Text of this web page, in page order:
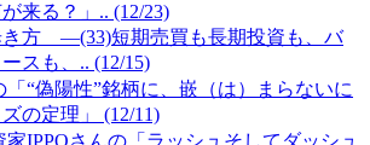
来る？」.. (12/23)
き方 ―(33)短期売買も長期投資も、バ
スも、.. (12/15)
「“偽陽性”銘柄に、嵌（は）まらないに
定理」 (12/11)